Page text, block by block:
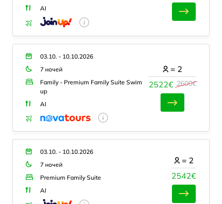
AI
03.10. - 10.10.2026
7 ночей
Family - Premium Family Suite Swim
up
AI
2522€ 2600€
= 2
03.10. - 10.10.2026
7 ночей
Premium Family Suite
AI
2542€
= 2